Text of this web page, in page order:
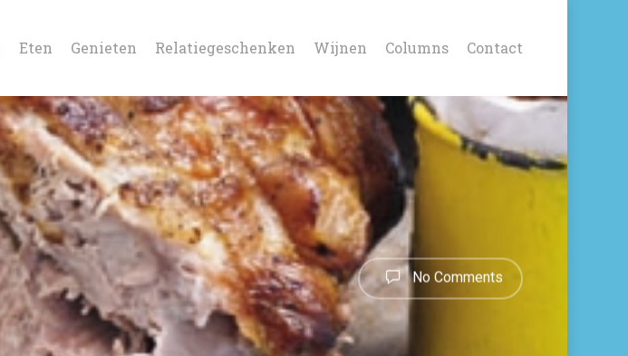
Eten Genieten Relatiegeschenken Wijnen Columns Contact
No Comments